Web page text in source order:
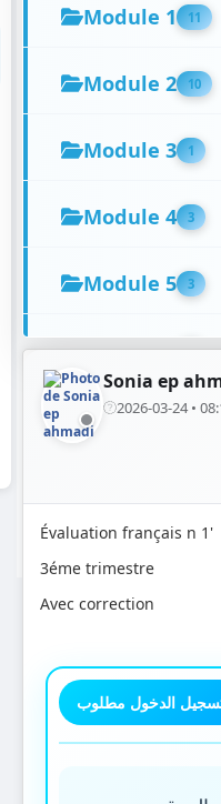
Module 1 11
Module 2 10
Module 3 1
Module 4 3
Module 5 3
Module 6 5
Module 7 1
Module 9
Module 10
Module 11 2
Module 12 2
Sonia ep
2026-03-24 •
Évaluation français n 1'
3éme trimestre
Avec correction
الدخول مطلوب